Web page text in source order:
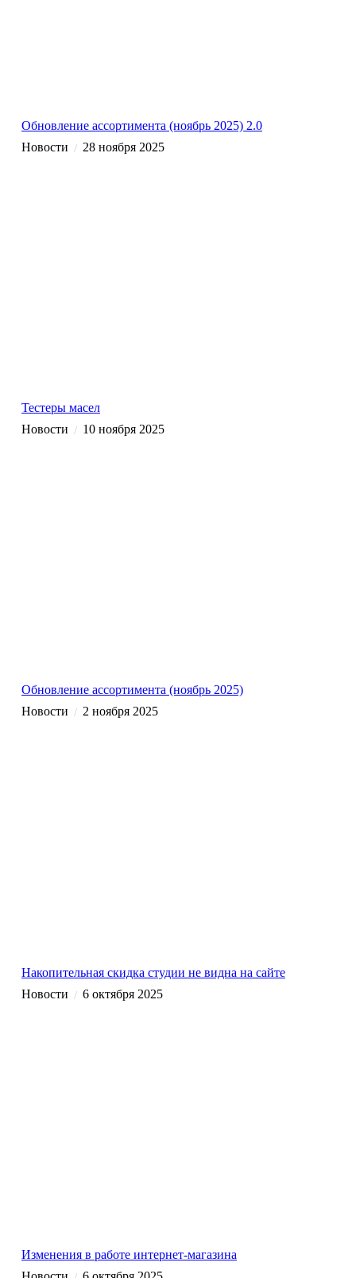
Обновление ассортимента (ноябрь 2025) 2.0
Новости / 28 ноября 2025
Тестеры масел
Новости / 10 ноября 2025
Обновление ассортимента (ноябрь 2025)
Новости / 2 ноября 2025
Накопительная скидка студии не видна на сайте
Новости / 6 октября 2025
Изменения в работе интернет-магазина